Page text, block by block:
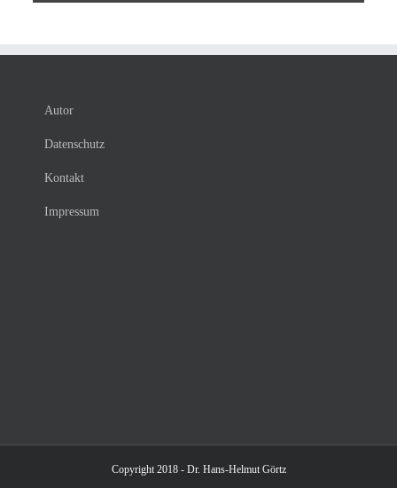
Autor
Datenschutz
Kontakt
Impressum
Copyright 2018 - Dr. Hans-Helmut Görtz